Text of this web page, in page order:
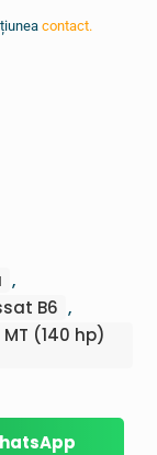
contact.
,
B6 ,
(140 hp)